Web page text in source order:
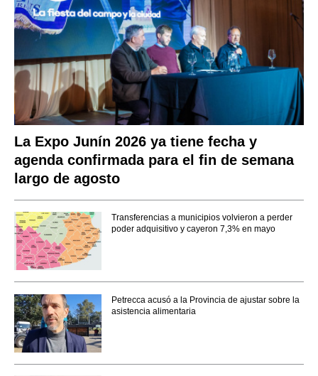
La Expo Junín 2026 ya tiene fecha y
agenda confirmada para el fin de semana
largo de agosto
Transferencias a municipios volvieron a perder
poder adquisitivo y cayeron 7,3% en mayo
Petrecca acusó a la Provincia de ajustar sobre la
asistencia alimentaria